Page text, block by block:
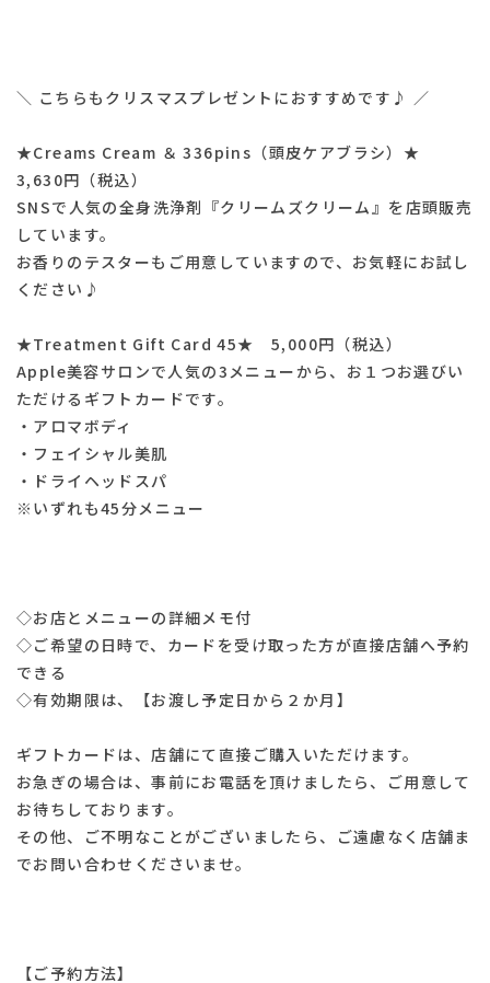
＼ こちらもクリスマスプレゼントにおすすめです♪ ／
★Creams Cream ＆ 336pins（頭皮ケアブラシ）★
3,630円（税込）
SNSで人気の全身洗浄剤『クリームズクリーム』を店頭販売
しています。
お香りのテスターもご用意していますので、お気軽にお試し
ください♪
★Treatment Gift Card 45★ 5,000円（税込）
Apple美容サロンで人気の3メニューから、お１つお選びい
ただけるギフトカードです。
・アロマボディ
・フェイシャル美肌
・ドライヘッドスパ
※いずれも45分メニュー
◇お店とメニューの詳細メモ付
◇ご希望の日時で、カードを受け取った方が直接店舗へ予約
できる
◇有効期限は、【お渡し予定日から２か月】
ギフトカードは、店舗にて直接ご購入いただけます。
お急ぎの場合は、事前にお電話を頂けましたら、ご用意して
お待ちしております。
その他、ご不明なことがございましたら、ご遠慮なく店舗ま
でお問い合わせくださいませ。
【ご予約方法】